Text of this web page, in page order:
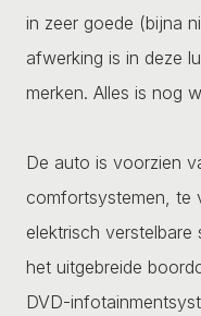
in zeer goede (bijna
afwerking is in deze
merken. Alles is nog
De auto is voorzien
comfortsystemen, te
elektrisch verstelbare
het uitgebreide
DVD-